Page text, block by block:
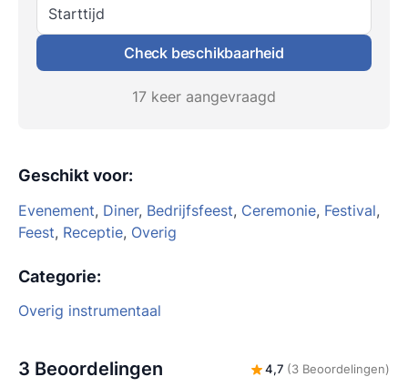
Starttijd
Check beschikbaarheid
17 keer aangevraagd
Geschikt voor:
Evenement, Diner, Bedrijfsfeest, Ceremonie, Festival,
Feest, Receptie, Overig
Categorie:
Overig instrumentaal
3 Beoordelingen 4,7 (3 Beoordelingen)